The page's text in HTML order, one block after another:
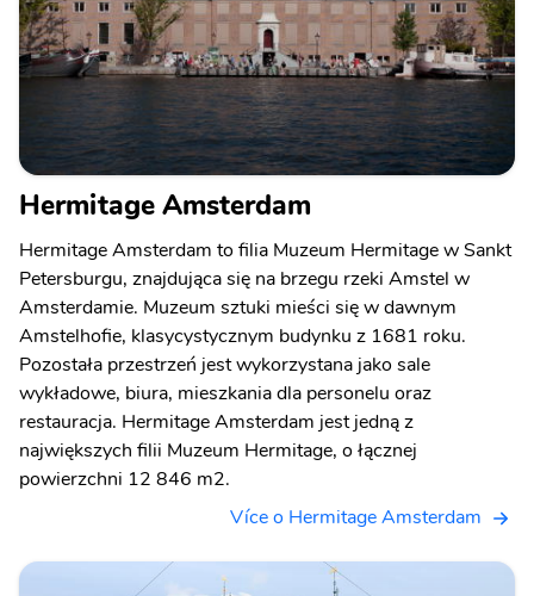
Hermitage Amsterdam
Hermitage Amsterdam to filia Muzeum Hermitage w Sankt
Petersburgu, znajdująca się na brzegu rzeki Amstel w
Amsterdamie. Muzeum sztuki mieści się w dawnym
Amstelhofie, klasycystycznym budynku z 1681 roku.
Pozostała przestrzeń jest wykorzystana jako sale
wykładowe, biura, mieszkania dla personelu oraz
restauracja. Hermitage Amsterdam jest jedną z
największych filii Muzeum Hermitage, o łącznej
powierzchni 12 846 m2.
Více o Hermitage Amsterdam